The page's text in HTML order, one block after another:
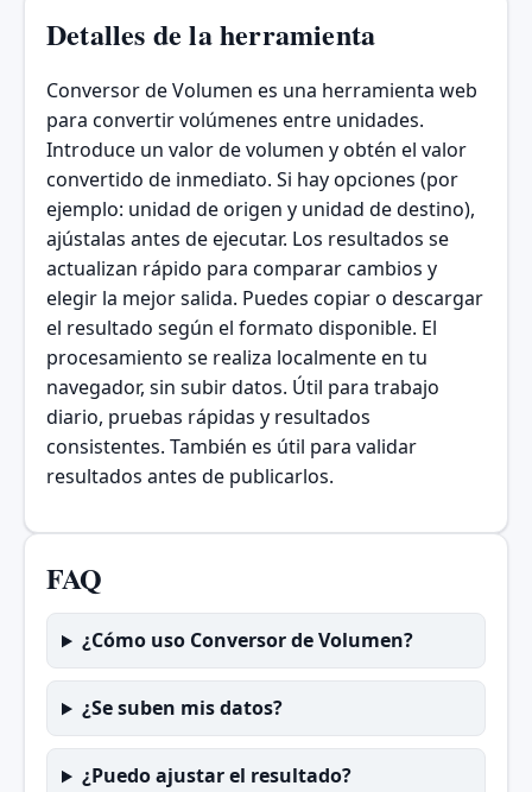
Detalles de la herramienta
Conversor de Volumen es una herramienta web
para convertir volúmenes entre unidades.
Introduce un valor de volumen y obtén el valor
convertido de inmediato. Si hay opciones (por
ejemplo: unidad de origen y unidad de destino),
ajústalas antes de ejecutar. Los resultados se
actualizan rápido para comparar cambios y
elegir la mejor salida. Puedes copiar o descargar
el resultado según el formato disponible. El
procesamiento se realiza localmente en tu
navegador, sin subir datos. Útil para trabajo
diario, pruebas rápidas y resultados
consistentes. También es útil para validar
resultados antes de publicarlos.
FAQ
¿Cómo uso Conversor de Volumen?
¿Se suben mis datos?
¿Puedo ajustar el resultado?